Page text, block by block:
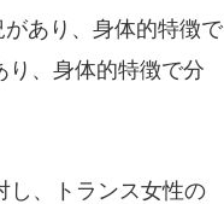
あり、身体的特徴で
、身体的特徴で分
し、トランス女性の